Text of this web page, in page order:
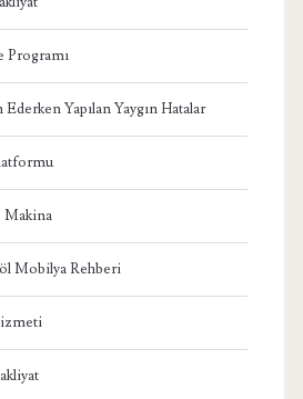
Programı
Yapılan Yaygın Hatalar
Makina
Mobilya Rehberi